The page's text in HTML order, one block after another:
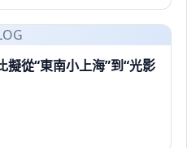
從“東南小上海”到“光影